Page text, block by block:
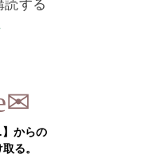
読する
✉︎
からの
る。